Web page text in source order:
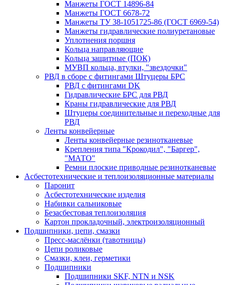
Манжеты ГОСТ 14896-84
Манжеты ГОСТ 6678-72
Манжеты ТУ 38-1051725-86 (ГОСТ 6969-54)
Манжеты гидравлические полиуретановые
Уплотнения поршня
Кольца направляющие
Кольца защитные (ПОК)
МУВП кольца, втулки, "звездочки"
РВД в сборе с фитингами Штуцеры БРС
РВД с фитингами DK
Гидравлические БРС для РВД
Краны гидравлические для РВД
Штуцеры соединительные и переходные для
РВД
Ленты конвейерные
Ленты конвейерные резинотканевые
Крепления типа "Крокодил", "Баргер",
"МАТО"
Ремни плоские приводные резинотканевые
Асбестотехнические и теплоизоляционные материалы
Паронит
Асбестотехнические изделия
Набивки сальниковые
Безасбестовая теплоизоляция
Картон прокладочный, электроизоляционный
Подшипники, цепи, смазки
Пресс-маслёнки (тавотницы)
Цепи роликовые
Смазки, клеи, герметики
Подшипники
Подшипники SKF, NTN и NSK